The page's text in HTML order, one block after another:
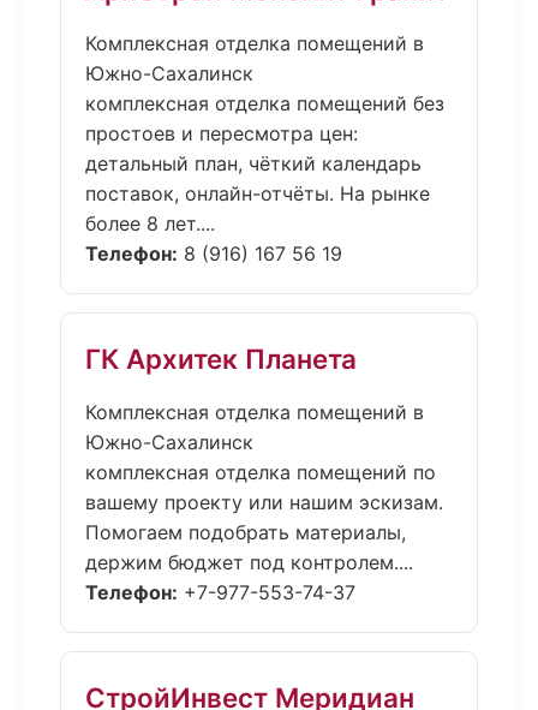
Комплексная отделка помещений в
Южно-Сахалинск
комплексная отделка помещений без
простоев и пересмотра цен:
детальный план, чёткий календарь
поставок, онлайн-отчёты. На рынке
более 8 лет....
Телефон: 8 (916) 167 56 19
ГК Архитек Планета
Комплексная отделка помещений в
Южно-Сахалинск
комплексная отделка помещений по
вашему проекту или нашим эскизам.
Помогаем подобрать материалы,
держим бюджет под контролем....
Телефон: +7-977-553-74-37
СтройИнвест Меридиан